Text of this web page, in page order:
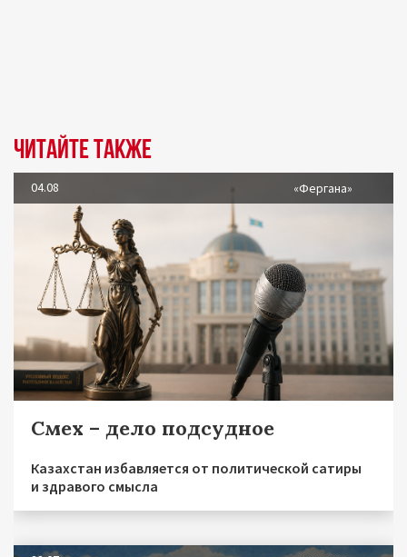
Читайте также
04.08 «Фергана»
Смех – дело подсудное
Казахстан избавляется от политической сатиры
и здравого смысла